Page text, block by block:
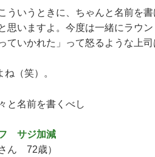
いうときに、ちゃんと名前を
思いますよ。今度は一緒にラウ
ていかれた」って怒るような上
（笑）。
と名前を書くべし
サジ加減
ん 72歳）